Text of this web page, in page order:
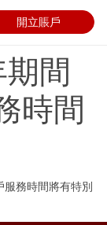
開立賬戶
間
時間
務時間將有特別